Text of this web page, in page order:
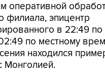
оперативной
филиала, эпицентр
в 22:49
по местному
находился
Монголией.